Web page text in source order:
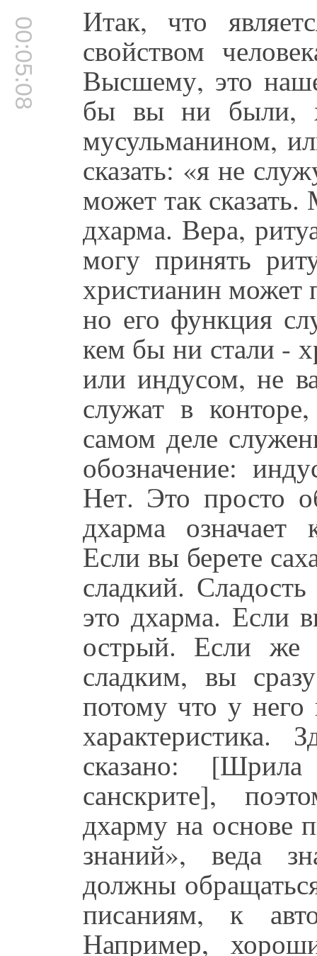
00:05:08 Итак, что
свойством
Высшему, это
бы вы ни были,
мусульманином,
сказать: «я не
может так
дхарма. Вера,
могу принять
христианин может
но его функция
кем бы ни стали -
или индусом, не
служат в
самом деле
обозначение:
Нет. Это просто
дхарма означает
Если вы берете
сладкий. Сладость
это дхарма. Если
острый. Если же
сладким, вы
потому что у
характеристика.
сказано:
санскрите],
дхарму на основе
знаний», веда
должны
писаниям, к
Например,